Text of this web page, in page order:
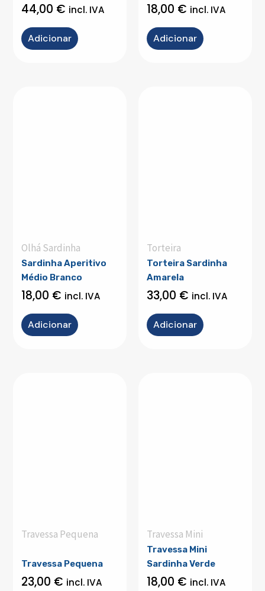
44,00 € incl. IVA
Adicionar
18,00 € incl. IVA
Adicionar
Olhá Sardinha
Sardinha Aperitivo
Médio Branco
18,00 € incl. IVA
Adicionar
Torteira
Torteira Sardinha
Amarela
33,00 € incl. IVA
Adicionar
Travessa Pequena
Travessa Pequena
23,00 € incl. IVA
Travessa Mini
Travessa Mini
Sardinha Verde
18,00 € incl. IVA